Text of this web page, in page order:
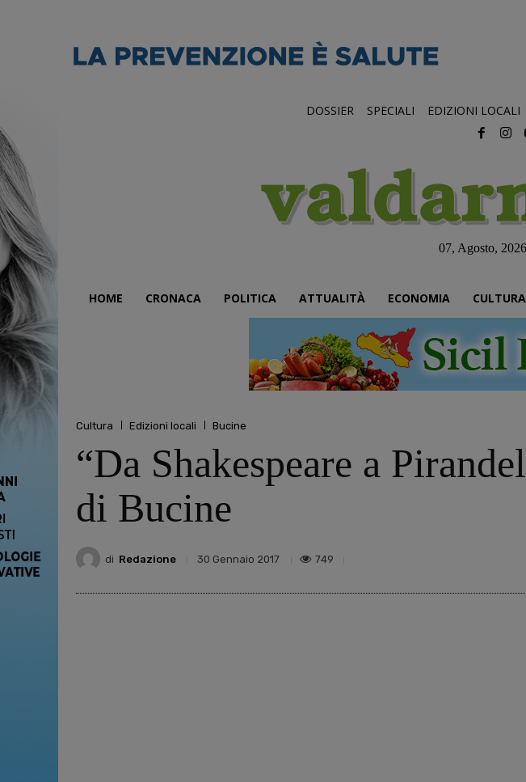
DOSSIER SPECIALI EDIZIONI LOCALI
07, Agosto, 2026
HOME CRONACA POLITICA ATTUALITÀ ECONOMIA CULTURA
Cultura Edizioni locali Bucine
“Da Shakespeare a
di Bucine
di Redazione 30 Gennaio 2017 749